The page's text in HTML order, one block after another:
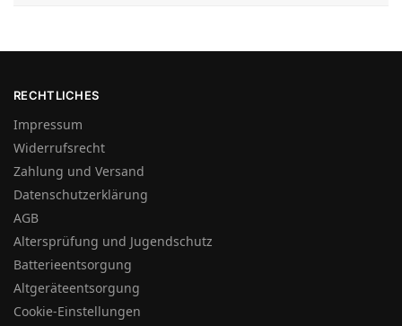
RECHTLICHES
Impressum
Widerrufsrecht
Zahlung und Versand
Datenschutzerklärung
AGB
Altersprüfung und Jugendschutz
Batterieentsorgung
Altgeräteentsorgung
Cookie-Einstellungen